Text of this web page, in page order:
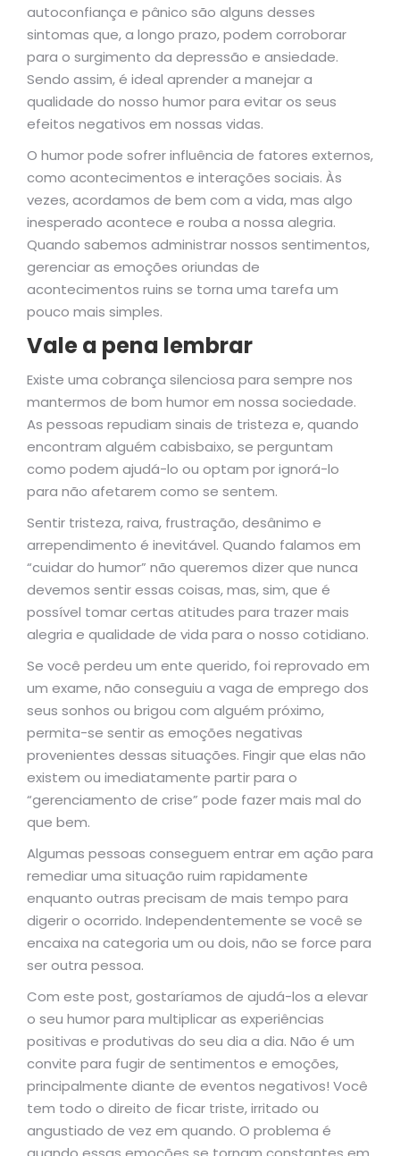
autoconfiança e pânico são alguns desses
sintomas que, a longo prazo, podem corroborar
para o surgimento da depressão e ansiedade.
Sendo assim, é ideal aprender a manejar a
qualidade do nosso humor para evitar os seus
efeitos negativos em nossas vidas.
O humor pode sofrer influência de fatores externos,
como acontecimentos e interações sociais. Às
vezes, acordamos de bem com a vida, mas algo
inesperado acontece e rouba a nossa alegria.
Quando sabemos administrar nossos sentimentos,
gerenciar as emoções oriundas de
acontecimentos ruins se torna uma tarefa um
pouco mais simples.
Vale a pena lembrar
Existe uma cobrança silenciosa para sempre nos
mantermos de bom humor em nossa sociedade.
As pessoas repudiam sinais de tristeza e, quando
encontram alguém cabisbaixo, se perguntam
como podem ajudá-lo ou optam por ignorá-lo
para não afetarem como se sentem.
Sentir tristeza, raiva, frustração, desânimo e
arrependimento é inevitável. Quando falamos em
“cuidar do humor” não queremos dizer que nunca
devemos sentir essas coisas, mas, sim, que é
possível tomar certas atitudes para trazer mais
alegria e qualidade de vida para o nosso cotidiano.
Se você perdeu um ente querido, foi reprovado em
um exame, não conseguiu a vaga de emprego dos
seus sonhos ou brigou com alguém próximo,
permita-se sentir as emoções negativas
provenientes dessas situações. Fingir que elas não
existem ou imediatamente partir para o
“gerenciamento de crise” pode fazer mais mal do
que bem.
Algumas pessoas conseguem entrar em ação para
remediar uma situação ruim rapidamente
enquanto outras precisam de mais tempo para
digerir o ocorrido. Independentemente se você se
encaixa na categoria um ou dois, não se force para
ser outra pessoa.
Com este post, gostaríamos de ajudá-los a elevar
o seu humor para multiplicar as experiências
positivas e produtivas do seu dia a dia. Não é um
convite para fugir de sentimentos e emoções,
principalmente diante de eventos negativos! Você
tem todo o direito de ficar triste, irritado ou
angustiado de vez em quando. O problema é